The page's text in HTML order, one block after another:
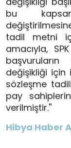
bu
tadil metni
amacıyla,
değişikliği için
sözleşme
pay
verilmiştir.''
Hibya Haber